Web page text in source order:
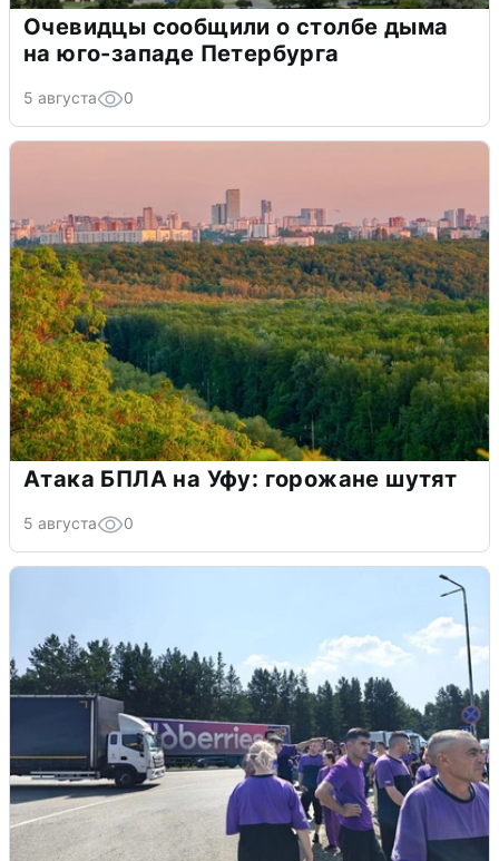
Очевидцы сообщили о столбе дыма
на юго-западе Петербурга
5 августа 0
Атака БПЛА на Уфу: горожане шутят
5 августа 0